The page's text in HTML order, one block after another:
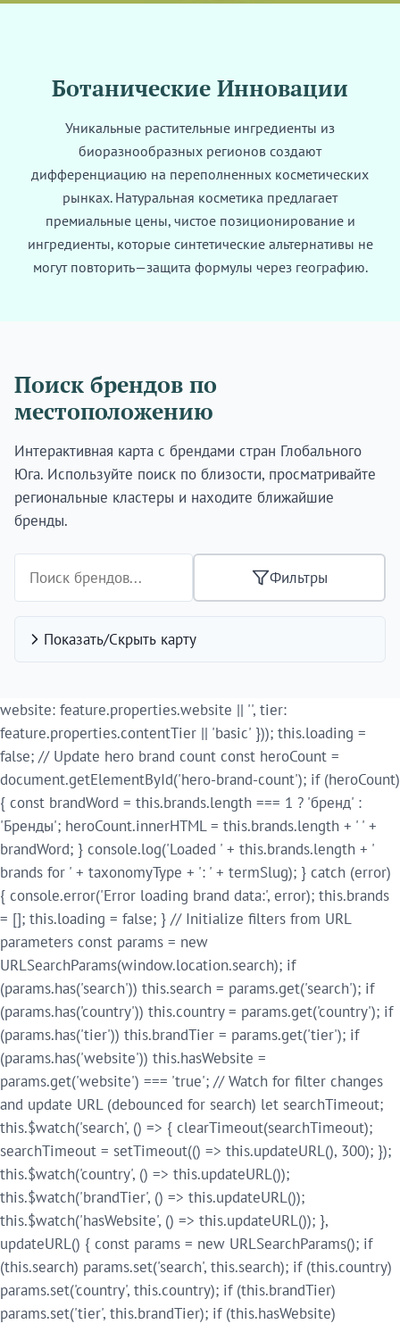
Ботанические Инновации
Уникальные растительные ингредиенты из
биоразнообразных регионов создают
дифференциацию на переполненных косметических
рынках. Натуральная косметика предлагает
премиальные цены, чистое позиционирование и
ингредиенты, которые синтетические альтернативы не
могут повторить—защита формулы через географию.
Поиск брендов по
местоположению
Интерактивная карта с брендами стран Глобального
Юга. Используйте поиск по близости, просматривайте
региональные кластеры и находите ближайшие
бренды.
Фильтры
Показать/Скрыть карту
website: feature.properties.website || '', tier:
feature.properties.contentTier || 'basic' })); this.loading =
false; // Update hero brand count const heroCount =
document.getElementById('hero-brand-count'); if (heroCount)
{ const brandWord = this.brands.length === 1 ? 'бренд' :
'Бренды'; heroCount.innerHTML = this.brands.length + ' ' +
brandWord; } console.log('Loaded ' + this.brands.length + '
brands for ' + taxonomyType + ': ' + termSlug); } catch (error)
{ console.error('Error loading brand data:', error); this.brands
= []; this.loading = false; } // Initialize filters from URL
parameters const params = new
URLSearchParams(window.location.search); if
(params.has('search')) this.search = params.get('search'); if
(params.has('country')) this.country = params.get('country'); if
(params.has('tier')) this.brandTier = params.get('tier'); if
(params.has('website')) this.hasWebsite =
params.get('website') === 'true'; // Watch for filter changes
and update URL (debounced for search) let searchTimeout;
this.$watch('search', () => { clearTimeout(searchTimeout);
searchTimeout = setTimeout(() => this.updateURL(), 300); });
this.$watch('country', () => this.updateURL());
this.$watch('brandTier', () => this.updateURL());
this.$watch('hasWebsite', () => this.updateURL()); },
updateURL() { const params = new URLSearchParams(); if
(this.search) params.set('search', this.search); if (this.country)
params.set('country', this.country); if (this.brandTier)
params.set('tier', this.brandTier); if (this.hasWebsite)